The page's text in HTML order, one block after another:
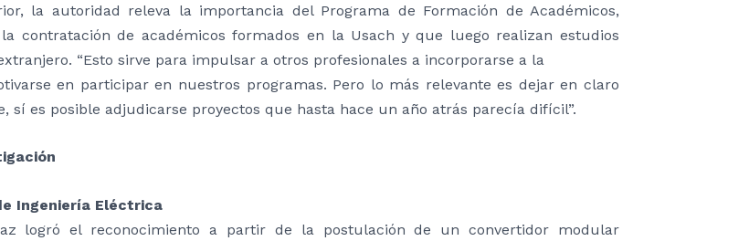
la autoridad releva la importancia del Programa de Formación de Académicos,
contratación de académicos formados en la Usach y que luego realizan estudios
“Esto sirve para impulsar a otros profesionales a incorporarse a la
en participar en nuestros programas. Pero lo más relevante es dejar en claro
sí es posible adjudicarse proyectos que hasta hace un año atrás parecía difícil”.
Ingeniería Eléctrica
logró el reconocimiento a partir de la postulación de un convertidor modular